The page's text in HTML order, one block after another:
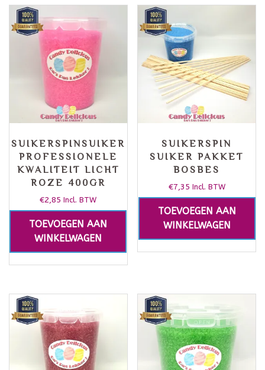
SUIKERSPINSUIKER
PROFESSIONELE
KWALITEIT LICHT
ROZE 400GR
€2,85 Incl. BTW
TOEVOEGEN AAN
WINKELWAGEN
SUIKERSPIN
SUIKER PAKKET
BOSBES
€7,35 Incl. BTW
TOEVOEGEN AAN
WINKELWAGEN